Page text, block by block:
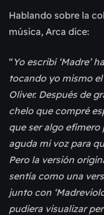
Hablando sobre la
música, Arca dice:
“Yo escribí ‘Madre’
tocando yo mismo
Oliver. Después de
chelo que compré
que ser algo efímero
aguda mi voz para
Pero la versión
sentía como una
junto con
pudiera visualizar